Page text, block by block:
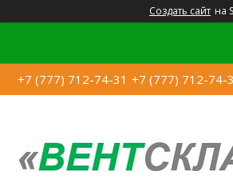
Создать сайт на
+7 (777) 712-74-31 +7 (777) 712-74-